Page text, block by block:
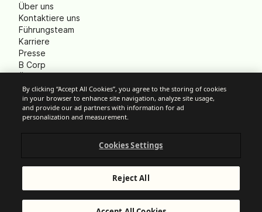
Über uns
Kontaktiere uns
Führungsteam
Karriere
Presse
B Corp
Gemeinnützige
Organisationen (NPO)
Cookie-Einstellungen
Allgemeine Nutzungsbedingungen
© Brevo 2026. Alle Rechte vorbehalten.
By clicking “Accept All Cookies”, you agree to the storing of cookies
in your browser to enhance site navigation, analyze site usage,
and provide our ad partners with information for ad
personalization and measurement.
Cookies Settings
Reject All